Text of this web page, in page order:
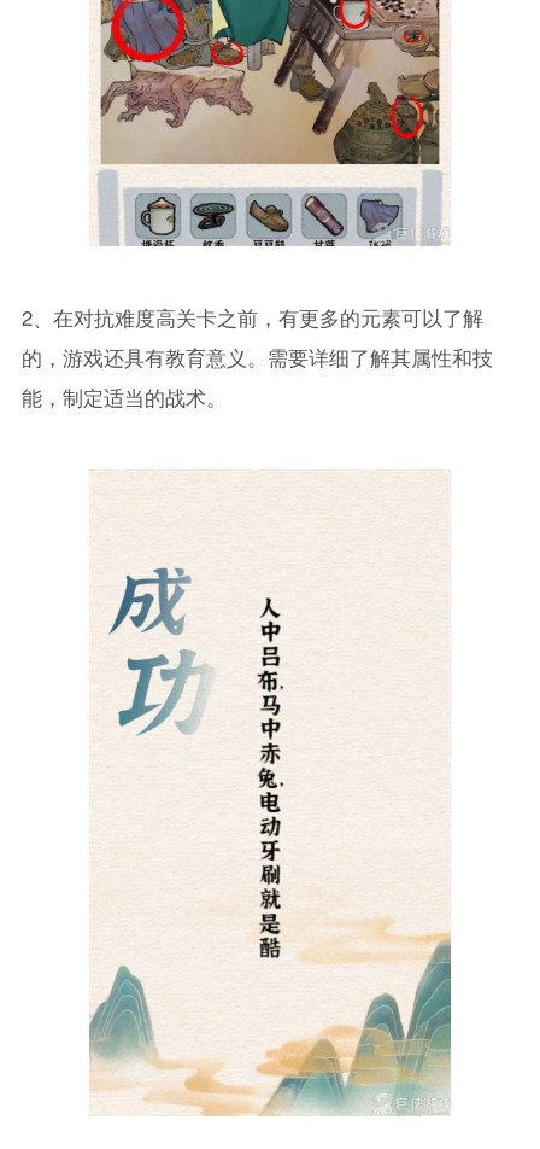
2、在对抗难度高关卡之前，有更多的元素可以了解
的，游戏还具有教育意义。需要详细了解其属性和技
能，制定适当的战术。